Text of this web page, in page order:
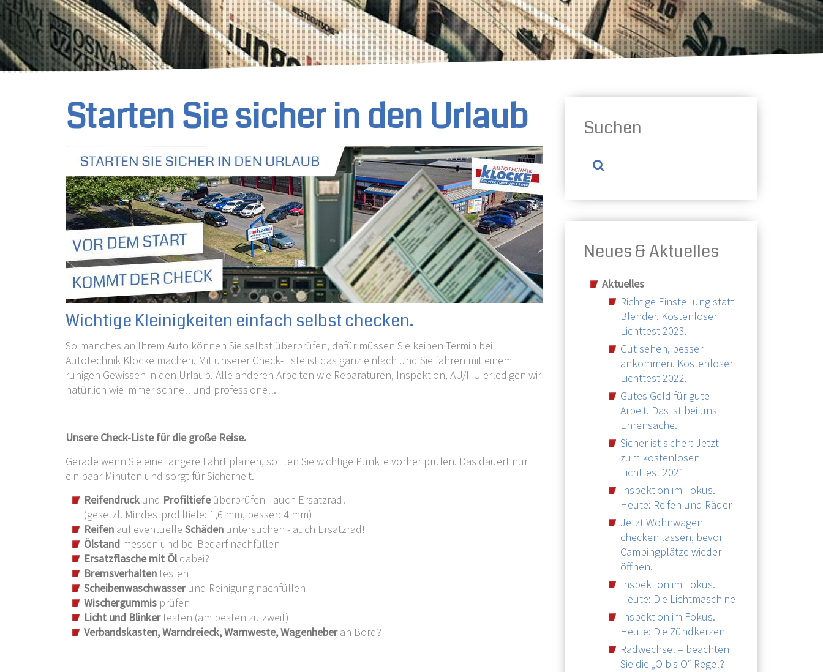
Starten Sie sicher in den Urlaub
Wichtige Kleinigkeiten einfach selbst checken.
So manches an Ihrem Auto können Sie selbst überprüfen, dafür müssen Sie keinen Termin bei
Autotechnik Klocke machen. Mit unserer Check-Liste ist das ganz einfach und Sie fahren mit einem
ruhigen Gewissen in den Urlaub. Alle anderen Arbeiten wie Reparaturen, Inspektion, AU/HU erledigen wir
natürlich wie immer schnell und professionell.
Unsere Check-Liste für die große Reise.
Gerade wenn Sie eine längere Fahrt planen, sollten Sie wichtige Punkte vorher prüfen. Das dauert nur
ein paar Minuten und sorgt für Sicherheit.
Reifendruck und Profiltiefeüberprüfen - auch Ersatzrad!
(gesetzl. Mindestprofiltiefe: 1,6 mm, besser: 4 mm)
Reifen auf eventuelle Schäden untersuchen - auch Ersatzrad!
Ölstand messen und bei Bedarf nachfüllen
Ersatzflasche mit Öl dabei?
Bremsverhaltentesten
Scheibenwaschwasserund Reinigung nachfüllen
Wischergummis prüfen
Licht und Blinkertesten (am besten zu zweit)
Verbandskasten, Warndreieck, Warnweste, Wagenheberan Bord?
Suchen
Neues & Aktuelles
Aktuelles
Richtige Einstellung statt
Blender. Kostenloser
Lichttest 2023.
Gut sehen, besser
ankommen. Kostenloser
Lichttest 2022.
Gutes Geld für gute
Arbeit. Das ist bei uns
Ehrensache.
Sicher ist sicher: Jetzt
zum kostenlosen
Lichttest 2021
Inspektion im Fokus.
Heute: Reifen und Räder
Jetzt Wohnwagen
checken lassen, bevor
Campingplätze wieder
öffnen.
Inspektion im Fokus.
Heute: Die Lichtmaschine
Inspektion im Fokus.
Heute: Die Zündkerzen
Radwechsel – beachten
Sie die „O bis O“ Regel?